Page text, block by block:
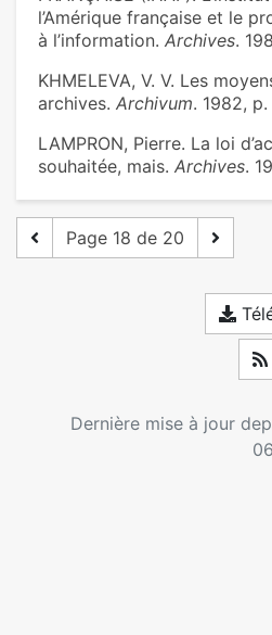
l’Amérique française et le
à l’information. Archives.
KHMELEVA, V. V. Les
archives. Archivum. 1982, p.
LAMPRON, Pierre. La loi
souhaitée, mais. Archives.
Page 18 de 20
Dernière mise à jour